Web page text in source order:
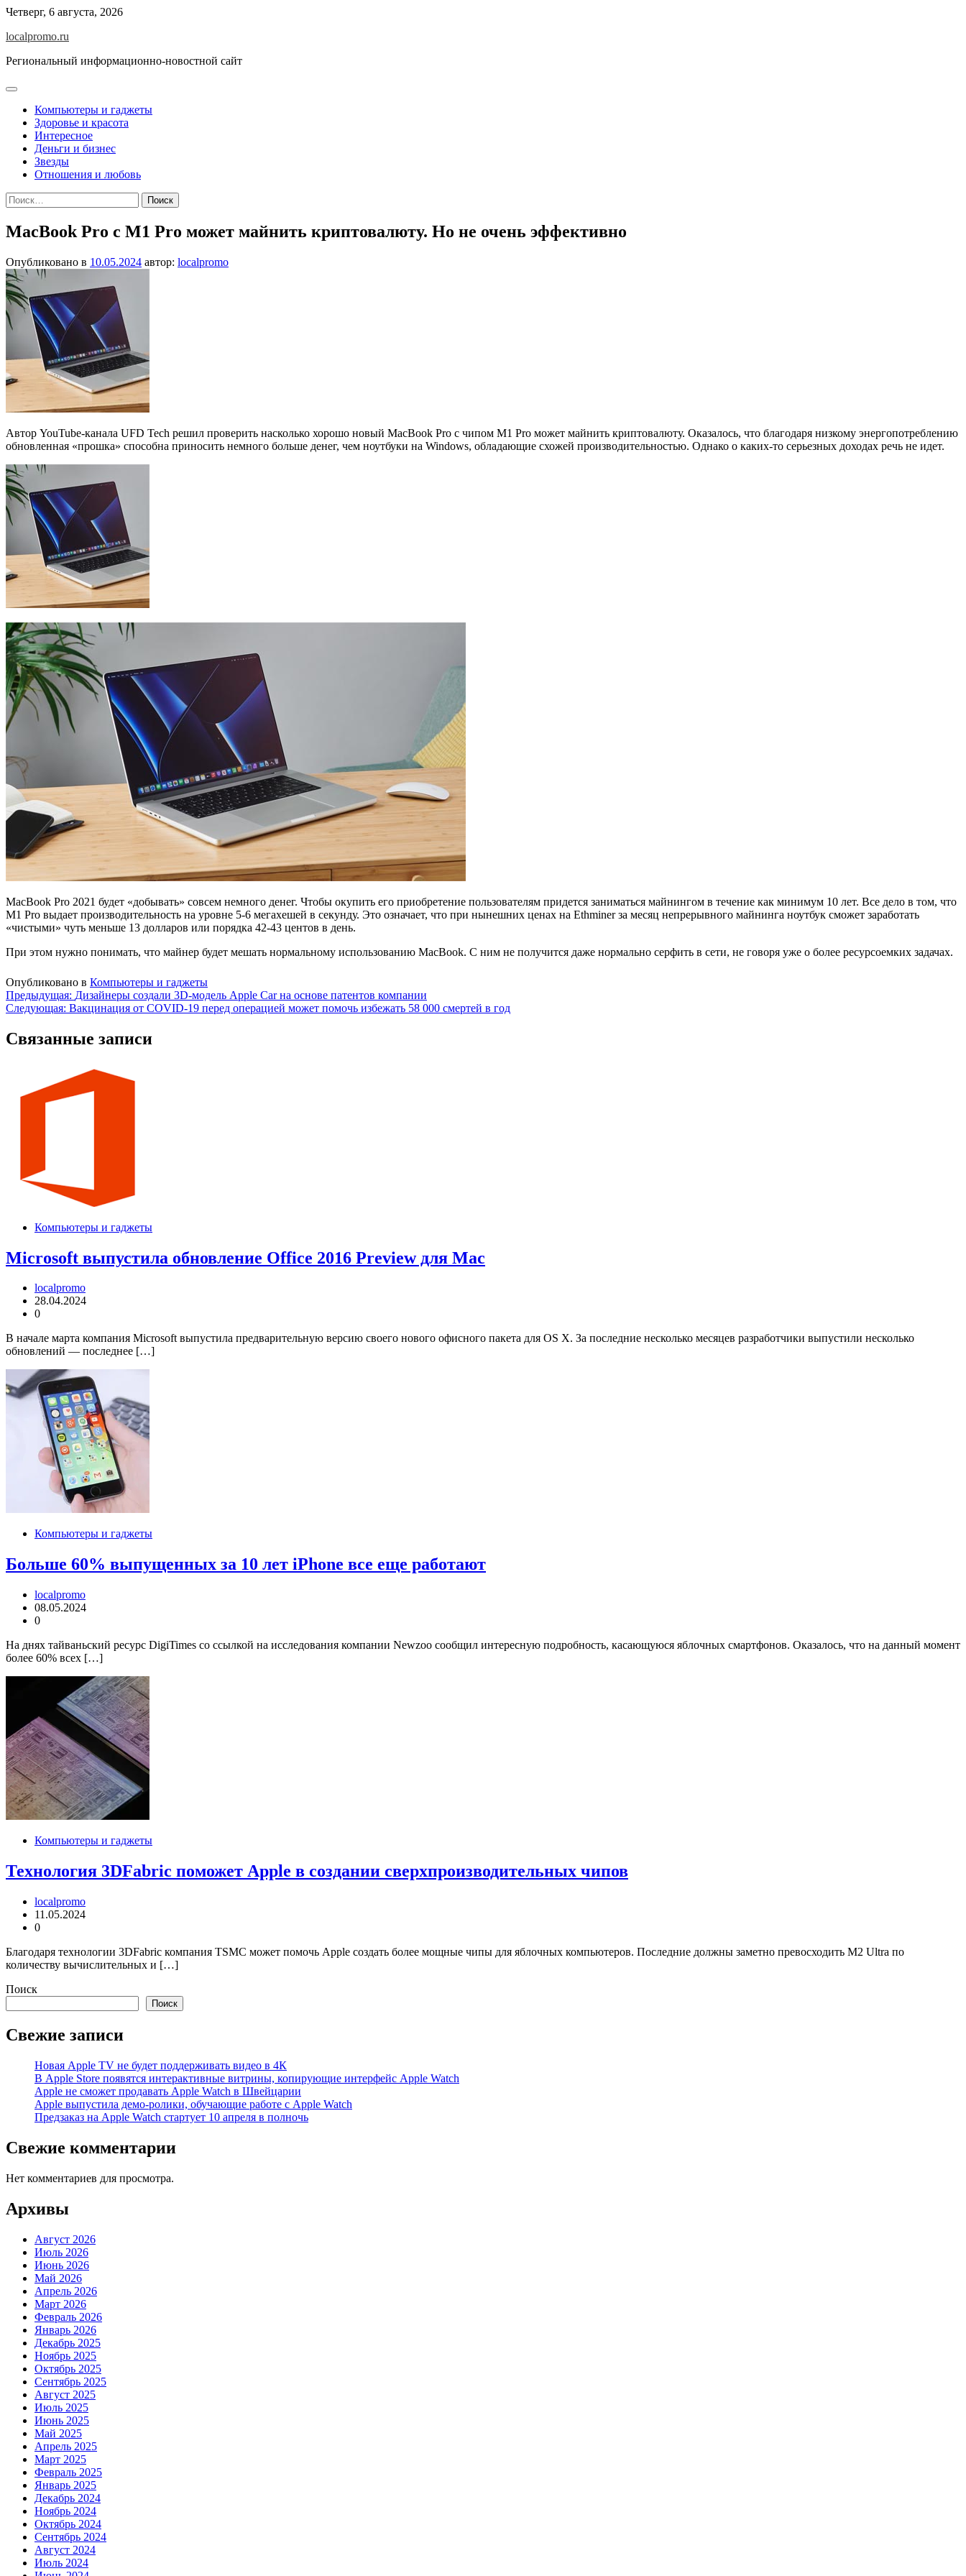
Перейти
содержимому
Четверг, 6 августа, 2026
localpromo.ru
Региональный информационно-новостной сайт
Компьютеры и гаджеты
Здоровье и красота
Интересное
Деньги и бизнес
Звезды
Отношения и любовь
Найти:
MacBook Pro c M1 Pro может майнить криптовалюту. Но не очень эффективно
Опубликовано в 10.05.2024 автор: localpromo
Автор YouTube-канала UFD Tech решил проверить насколько хорошо новый MacBook Pro с чипом M1 Pro может майнить криптовалюту. Оказалось, что благодаря низкому энергопотреблению
обновленная «прошка» способна приносить немного больше денег, чем ноутбуки на Windows, обладающие схожей производительностью. Однако о каких-то серьезных доходах речь не идет.
MacBook Pro 2021 будет «добывать» совсем немного денег. Чтобы окупить его приобретение пользователям придется заниматься майнингом в течение как минимум 10 лет. Все дело в том, что
M1 Pro выдает производительность на уровне 5-6 мегахешей в секунду. Это означает, что при нынешних ценах на Ethminer за месяц непрерывного майнинга ноутбук сможет заработать
«чистыми» чуть меньше 13 долларов или порядка 42-43 центов в день.
При этом нужно понимать, что майнер будет мешать нормальному использованию MacBook. С ним не получится даже нормально серфить в сети, не говоря уже о более ресурсоемких задачах.
Опубликовано в Компьютеры и гаджеты
Навигация
по
записям
Предыдущая: Дизайнеры создали 3D-модель Apple Car на основе патентов компании
Следующая: Вакцинация от COVID-19 перед операцией может помочь избежать 58 000 смертей в год
Связанные записи
Компьютеры и гаджеты
Microsoft выпустила обновление Office 2016 Preview для Mac
localpromo
28.04.2024
0
В начале марта компания Microsoft выпустила предварительную версию своего нового офисного пакета для OS X. За последние несколько месяцев разработчики выпустили несколько
обновлений — последнее […]
Компьютеры и гаджеты
Больше 60% выпущенных за 10 лет iPhone все еще работают
localpromo
08.05.2024
0
На днях тайваньский ресурс DigiTimes со ссылкой на исследования компании Newzoo сообщил интересную подробность, касающуюся яблочных смартфонов. Оказалось, что на данный момент
более 60% всех […]
Компьютеры и гаджеты
Технология 3DFabric поможет Apple в создании сверхпроизводительных чипов
localpromo
11.05.2024
0
Благодаря технологии 3DFabric компания TSMC может помочь Apple создать более мощные чипы для яблочных компьютеров. Последние должны заметно превосходить M2 Ultra по
количеству вычислительных и […]
Поиск
Поиск
Свежие записи
Новая Apple TV не будет поддерживать видео в 4К
В Apple Store появятся интерактивные витрины, копирующие интерфейс Apple Watch
Apple не сможет продавать Apple Watch в Швейцарии
Apple выпустила демо-ролики, обучающие работе с Apple Watch
Предзаказ на Apple Watch стартует 10 апреля в полночь
Свежие комментарии
Нет комментариев для просмотра.
Архивы
Август 2026
Июль 2026
Июнь 2026
Май 2026
Апрель 2026
Март 2026
Февраль 2026
Январь 2026
Декабрь 2025
Ноябрь 2025
Октябрь 2025
Сентябрь 2025
Август 2025
Июль 2025
Июнь 2025
Май 2025
Апрель 2025
Март 2025
Февраль 2025
Январь 2025
Декабрь 2024
Ноябрь 2024
Октябрь 2024
Сентябрь 2024
Август 2024
Июль 2024